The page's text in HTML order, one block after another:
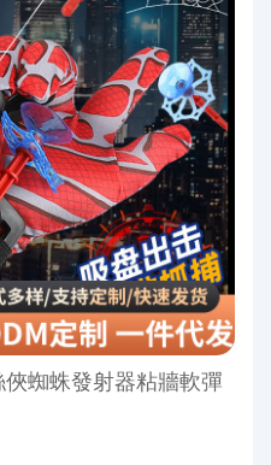
蜘蛛發射器粘牆軟彈